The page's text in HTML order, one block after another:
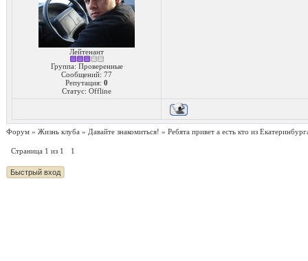
Лейтенант
Группа: Проверенные
Сообщений: 77
Репутация: 0
Статус: Offline
Форум » Жизнь клуба » Давайте знакомиться! » Ребята привет а есть кто из
Страница 1 из 1 1